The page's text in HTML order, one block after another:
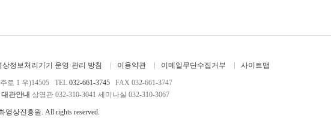
상정보처리기기 운영·관리 방침 이용약관 이메일무단수집거부 사이트맵
로 1 우)14505 TEL 032-661-3745 FAX 032-661-3747
대관안내 상영관 032-310-3041 세미나실 032-310-3067
영상진흥원. All rights reserved.